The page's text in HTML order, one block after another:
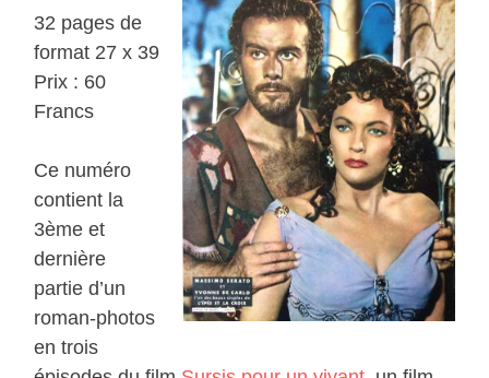
32 pages de
format 27 x 39
Prix : 60
Francs
Ce numéro
contient la
3ème et
dernière
partie d’un
roman-photos
en trois